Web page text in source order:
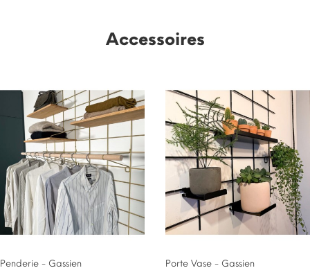
Accessoires
Penderie - Gassien Porte Vase - Gassien